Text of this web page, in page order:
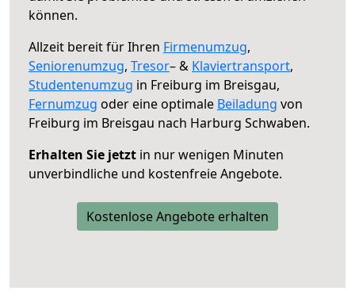
können.
Allzeit bereit für Ihren Firmenumzug,
Seniorenumzug, Tresor– & Klaviertransport,
Studentenumzug in Freiburg im Breisgau,
Fernumzug oder eine optimale Beiladung von
Freiburg im Breisgau nach Harburg Schwaben.
Erhalten Sie jetzt in nur wenigen Minuten
unverbindliche und kostenfreie Angebote.
Kostenlose Angebote erhalten